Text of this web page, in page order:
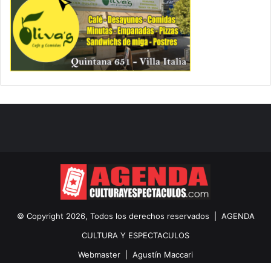
© Copyright 2026, Todos los derechos reservados | AGENDA
CULTURA Y ESPECTACULOS
Webmaster | Agustín Maccari